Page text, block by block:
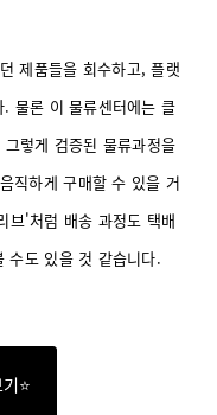
제품들을 회수하고, 플랫
. 물론 이 물류센터에는 클
렇게 검증된 물류과정을
직하게 구매할 수 있을 거
브'처럼 배송 과정도 택배
수도 있을 것 같습니다.
⭐